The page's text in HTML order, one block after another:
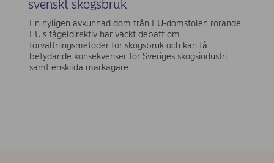
svenskt skogsbruk
En nyligen avkunnad dom från EU-domstolen rörande
EU:s fågeldirektiv har väckt debatt om
förvaltningsmetoder för skogsbruk och kan få
betydande konsekvenser för Sveriges skogsindustri
samt enskilda markägare.